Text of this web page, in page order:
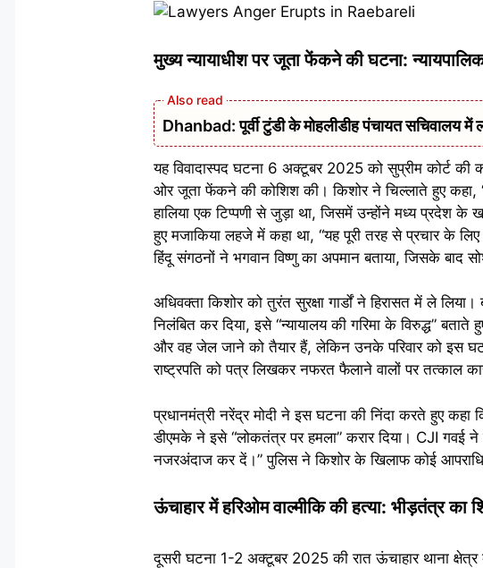
मुख्य न्यायाधीश पर जूता फेंकने की घटना:
Dhanbad: पूर्वी टुंडी के मोहलीडीह पंचायत सचिवालय में
यह विवादास्पद घटना 6 अक्टूबर 2025 को सुप्रीम कोर्ट की
ओर जूता फेंकने की कोशिश की। किशोर ने चिल्लाते हुए कहा,
हालिया एक टिप्पणी से जुड़ा था, जिसमें उन्होंने मध्य प्रदेश के
हुए मजाकिया लहजे में कहा था, “यह पूरी तरह से प्रचार के
हिंदू संगठनों ने भगवान विष्णु का अपमान बताया, जिसके बाद
अधिवक्ता किशोर को तुरंत सुरक्षा गार्डों ने हिरासत में ले
निलंबित कर दिया, इसे “न्यायालय की गरिमा के विरुद्ध” बताते
और वह जेल जाने को तैयार हैं, लेकिन उनके परिवार को इस
राष्ट्रपति को पत्र लिखकर नफरत फैलाने वालों पर तत्काल
प्रधानमंत्री नरेंद्र मोदी ने इस घटना की निंदा करते हुए कहा
डीएमके ने इसे “लोकतंत्र पर हमला” करार दिया। CJI गवई
नजरअंदाज कर दें।” पुलिस ने किशोर के खिलाफ कोई
ऊंचाहार में हरिओम वाल्मीकि की हत्या: भीड़तंत्र का
दूसरी घटना 1-2 अक्टूबर 2025 की रात ऊंचाहार थाना